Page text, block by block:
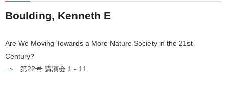
Boulding, Kenneth E
Are We Moving Towards a More Nature Society in the 21st
Century?
第22号 講演会 1 - 11